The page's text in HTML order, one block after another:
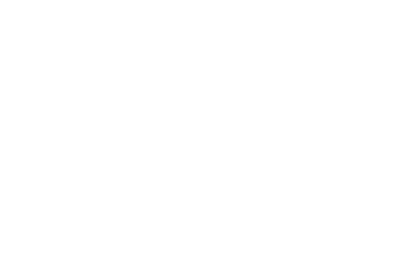
させていただ
了承ください。
き作成されるも
をご了承くださ
御機器販売店・
です。
ありません。
です。
ず変更すること
) : 1000ppm、
、
貨物等」とい
可)を取得する
要な手段を講じ
これらの製造装